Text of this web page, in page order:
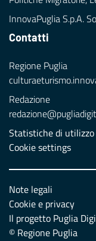
InnovaPuglia S.p.A.
Contatti
Regione Puglia
Redazione
Statistiche di utilizzo
Cookie settings
Note legali
Cookie e privacy
Il progetto Puglia
© Regione Puglia